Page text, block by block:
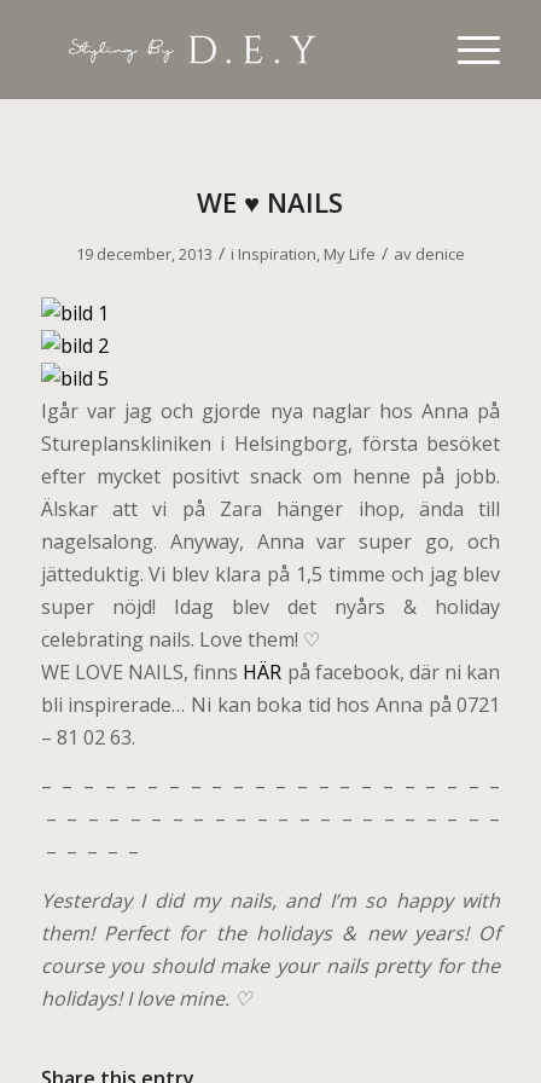
WE ♥ NAILS
19 december, 2013 / i Inspiration, My Life / av denice
Igår var jag och gjorde nya naglar hos Anna på
Stureplanskliniken i Helsingborg, första besöket
efter mycket positivt snack om henne på jobb.
Älskar att vi på Zara hänger ihop, ända till
nagelsalong. Anyway, Anna var super go, och
jätteduktig. Vi blev klara på 1,5 timme och jag blev
super nöjd! Idag blev det nyårs & holiday
celebrating nails. Love them! ♡
WE LOVE NAILS, finns HÄR på facebook, där ni kan
bli inspirerade… Ni kan boka tid hos Anna på 0721
– 81 02 63.
– – – – – – – – – – – – – – – – – – – – – –
– – – – – – – – – – – – – – – – – – – – – –
– – – – –
Yesterday I did my nails, and I’m so happy with
them! Perfect for the holidays & new years! Of
course you should make your nails pretty for the
holidays! I love mine. ♡